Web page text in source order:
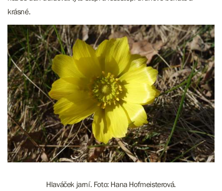
krásné.
Hlaváček jarní. Foto: Hana Hofmeisterová.